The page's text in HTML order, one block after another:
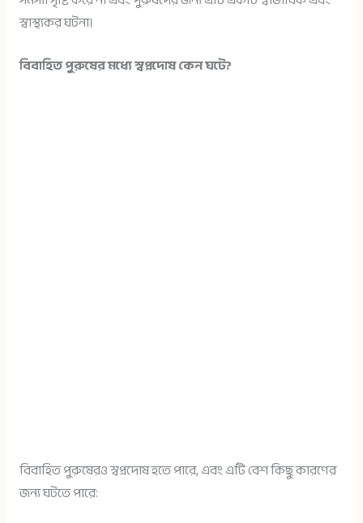
স্বাস্থ্যকর ঘটনা।
বিবাহিত পুরুষের মধ্যে স্বপ্নদোষ কেন ঘটে?
বিবাহিত পুরুষেরও স্বপ্নদোষ হতে পারে, এবং এটি বেশ কিছু কারণের
জন্য ঘটতে পারে: